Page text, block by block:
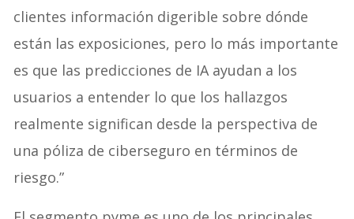
clientes información digerible sobre dónde
están las exposiciones, pero lo más importante
es que las predicciones de IA ayudan a los
usuarios a entender lo que los hallazgos
realmente significan desde la perspectiva de
una póliza de ciberseguro en términos de
riesgo.”